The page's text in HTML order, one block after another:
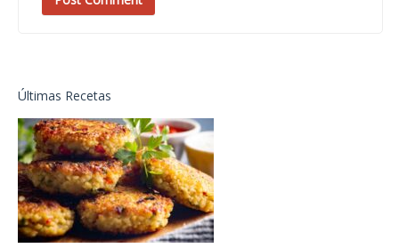
Últimas Recetas